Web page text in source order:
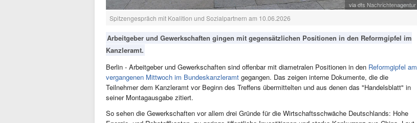
via dts Nachrichtenagentur
Spitzengespräch mit Koalition und Sozialpartnern am 10.06.2026
Arbeitgeber und Gewerkschaften gingen mit gegensätzlichen Positionen in den Reformgipfel im
Kanzleramt.
Berlin - Arbeitgeber und Gewerkschaften sind offenbar mit diametralen Positionen in den Reformgipfel am
vergangenen Mittwoch im Bundeskanzleramt gegangen. Das zeigen interne Dokumente, die die
Teilnehmer dem Kanzleramt vor Beginn des Treffens übermittelten und aus denen das "Handelsblatt" in
seiner Montagausgabe zitiert.
So sehen die Gewerkschaften vor allem drei Gründe für die Wirtschaftsschwäche Deutschlands: Hohe